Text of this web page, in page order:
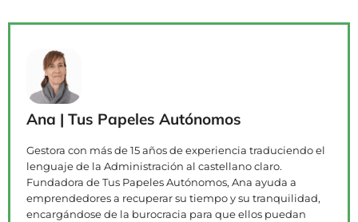
Ana | Tus Papeles Autónomos
Gestora con más de 15 años de experiencia traduciendo el
lenguaje de la Administración al castellano claro.
Fundadora de Tus Papeles Autónomos, Ana ayuda a
emprendedores a recuperar su tiempo y su tranquilidad,
encargándose de la burocracia para que ellos puedan